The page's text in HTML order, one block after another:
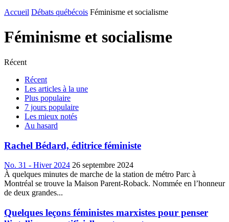
Accueil Débats québécois Féminisme et socialisme
Féminisme et socialisme
Récent
Récent
Les articles à la une
Plus populaire
7 jours populaire
Les mieux notés
Au hasard
Rachel Bédard, éditrice féministe
No. 31 - Hiver 2024 26 septembre 2024
À quelques minutes de marche de la station de métro Parc à
Montréal se trouve la Maison Parent-Roback. Nommée en l’honneur
de deux grandes...
Quelques leçons féministes marxistes pour penser